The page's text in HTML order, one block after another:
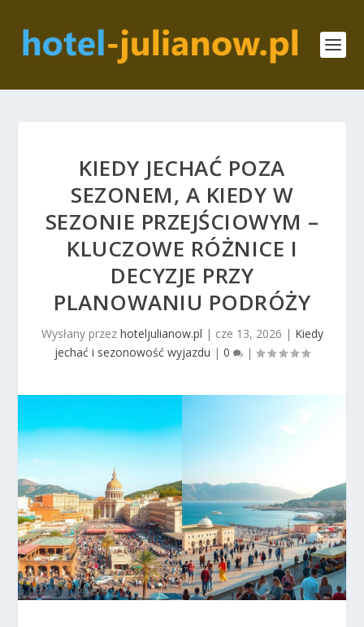
KIEDY JECHAĆ POZA
SEZONEM, A KIEDY W
SEZONIE PRZEJŚCIOWYM –
KLUCZOWE RÓŻNICE I
DECYZJE PRZY
PLANOWANIU PODRÓŻY
Wysłany przez hoteljulianow.pl | cze 13, 2026 | Kiedy
jechać i sezonowość wyjazdu | 0 |